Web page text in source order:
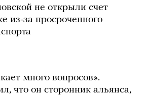
не открыли счет
из-за просроченного
много вопросов».
что он сторонник альянса,